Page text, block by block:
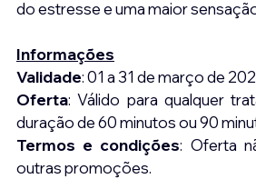
do estresse e uma maior
Informações
Validade: 01 a 31 de março de
Oferta: Válido para qualquer
duração de 60 minutos ou 90
Termos e condições: Oferta
outras promoções.